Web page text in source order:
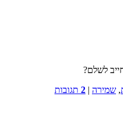
לשלם?
, שמירה |
2 תגובות